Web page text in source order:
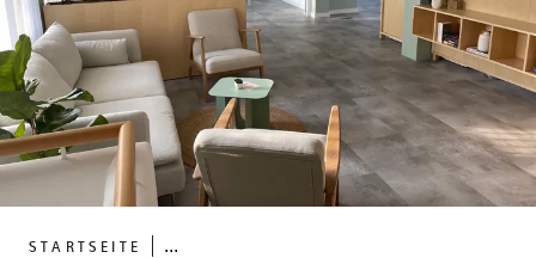
STARTSEITE ...